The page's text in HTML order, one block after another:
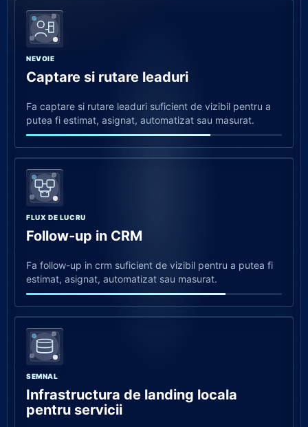
NEVOIE
Captare si rutare leaduri
Fa captare si rutare leaduri suficient de vizibil pentru a
putea fi estimat, asignat, automatizat sau masurat.
FLUX DE LUCRU
Follow-up in CRM
Fa follow-up in crm suficient de vizibil pentru a putea fi
estimat, asignat, automatizat sau masurat.
SEMNAL
Infrastructura de landing locala
pentru servicii